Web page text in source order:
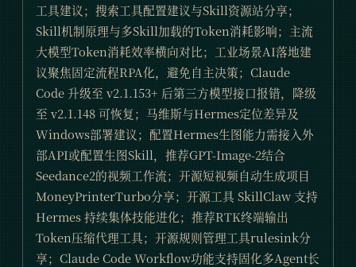
工具建议；搜索工具配置建议与Skill资源站分享；
Skill机制原理与多Skill加载的Token消耗影响；主流
大模型Token消耗效率横向对比；工业场景AI落地建
议聚焦固定流程RPA化，避免自主决策；Claude
Code 升级至 v2.1.153+ 后第三方模型接口报错，降级
至 v2.1.148 可恢复；马维斯与Hermes定位差异及
Windows部署建议；配置Hermes生图能力需接入外
部API或配置生图Skill，推荐GPT-Image-2结合
Seedance2的视频工作流；开源短视频自动生成项目
MoneyPrinterTurbo分享；开源工具 SkillClaw 支持
Hermes 持续集体技能进化；推荐RTK终端输出
Token压缩代理工具；开源规则管理工具rulesink分
享；Claude Code Workflow功能支持固化多Agent长